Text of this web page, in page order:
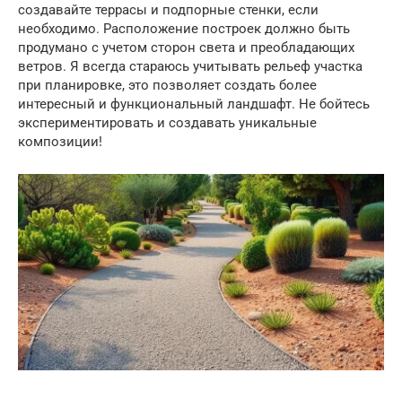
создавайте террасы и подпорные стенки, если
необходимо. Расположение построек должно быть
продумано с учетом сторон света и преобладающих
ветров. Я всегда стараюсь учитывать рельеф участка
при планировке, это позволяет создать более
интересный и функциональный ландшафт. Не бойтесь
экспериментировать и создавать уникальные
композиции!